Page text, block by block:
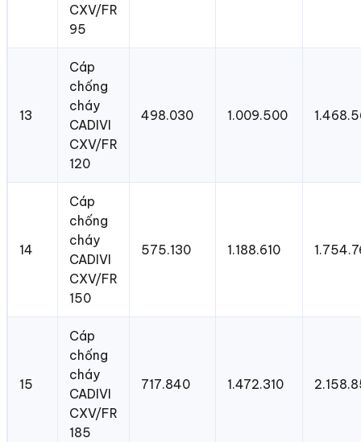
CXV/FR
95
13
Cáp
chống
cháy
CADIVI
CXV/FR
120
498.030 1.009.500
14
Cáp
chống
cháy
CADIVI
CXV/FR
150
575.130 1.188.610
15
Cáp
chống
cháy
CADIVI
CXV/FR
185
717.840 1.472.310